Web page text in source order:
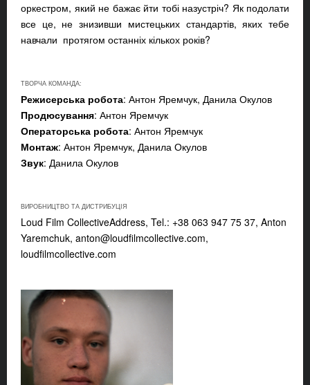
оркестром, який не бажає йти тобі назустріч? Як подолати
все це, не знизивши мистецьких стандартів, яких тебе
навчали протягом останніх кількох років?
ТВОРЧА КОМАНДА:
Режисерська робота: Антон Яремчук, Данила Окулов
Продюсування: Антон Яремчук
Операторська робота: Антон Яремчук
Монтаж: Антон Яремчук, Данила Окулов
Звук: Данила Окулов
ВИРОБНИЦТВО ТА ДИСТРИБУЦІЯ
Loud Film CollectiveAddress, Tel.: +38 063 947 75 37, Anton
Yaremchuk, anton@loudfilmcollective.com,
loudfilmcollective.com